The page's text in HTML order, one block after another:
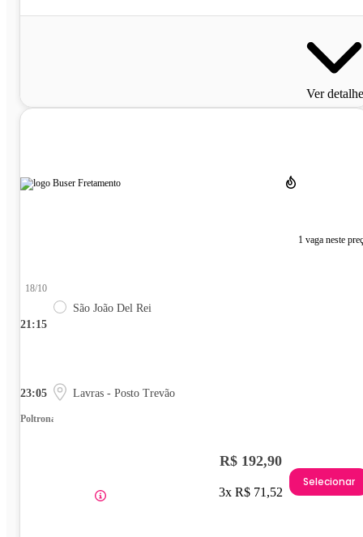
Ver
1 vaga neste
21:15
18/10
São João Del Rei
23:05 Lavras - Posto Trevão
Poltrona
R$ 192,90
3x R$ 71,52
Selecionar